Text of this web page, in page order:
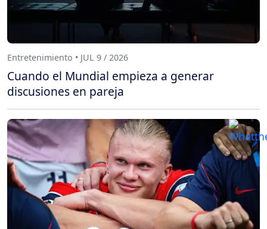
Entretenimiento • JUL 9 / 2026
Cuando el Mundial empieza a generar
discusiones en pareja